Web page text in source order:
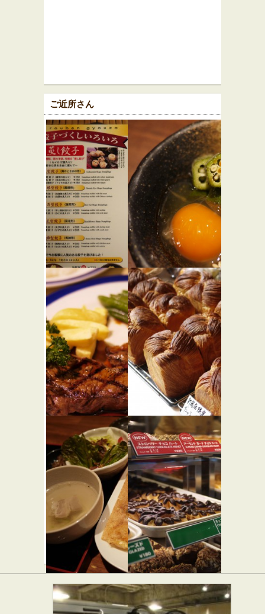
ご近所さん
老辺餃子館
本店
中華
鳥茂 ★★★
和食
ルモンド
★★☆
西洋料理
ゴントラ
ン シェリ
エ 新宿サ
ザンテラ
ス店
★★☆
パン屋
赤坂ちび
クリスピ